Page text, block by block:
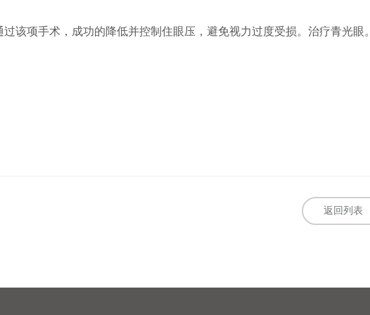
过该项手术，成功的降低并控制住眼压，避免视力过度受损。治疗青光眼
返回列表